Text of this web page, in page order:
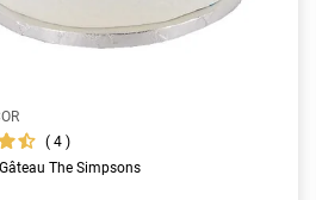
4
The Simpsons